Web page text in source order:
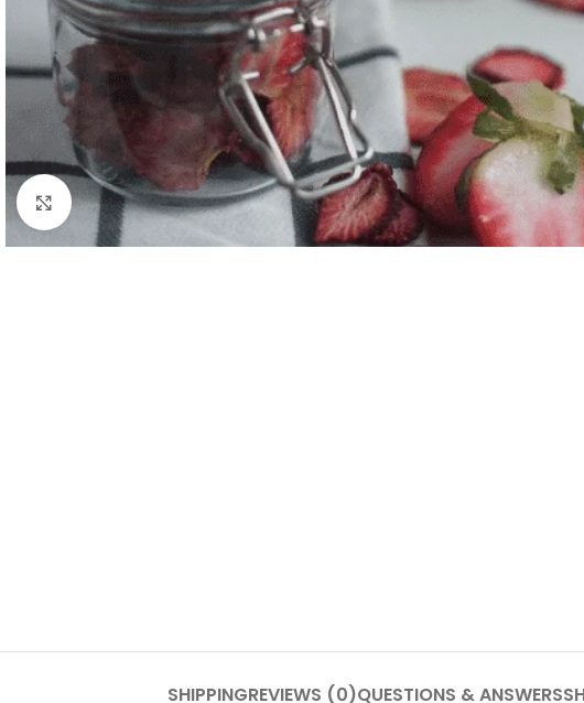
Click to enlarge
SHIPPINGREVIEWS (0)QUESTIONS & ANSWERS